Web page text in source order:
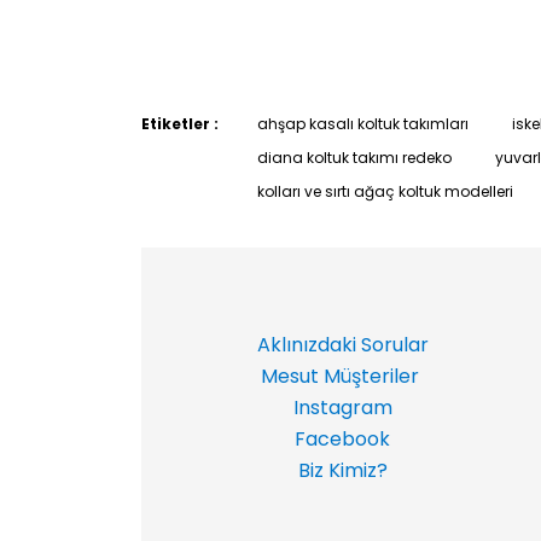
Etiketler : ahşap kasalı koltuk takımları
diana koltuk takımı redeko
kolları ve sırtı ağaç koltuk modelleri
Aklınızdaki Sorular
Mesut Müşteriler
Instagram
Facebook
Biz Kimiz?